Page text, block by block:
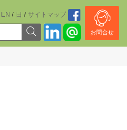
EN / 日 / サイトマッブ
お問合せ